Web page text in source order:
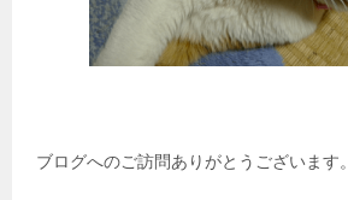
ブログへのご訪問ありがとうございます。